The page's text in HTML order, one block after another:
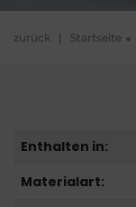
zurück | Startseite
Enthalten in:
Materialart: